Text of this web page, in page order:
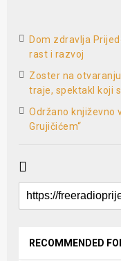
Dom zdravlja
rast i razvoj
Zoster na
traje, spektakl koji
Održano književno
Grujičićem“
RECOMMENDED